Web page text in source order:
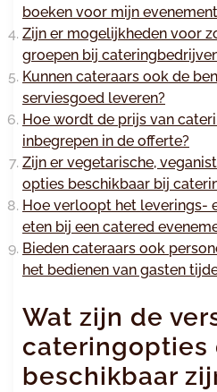
boeken voor mijn
Zijn er mogelijkheden voor
groepen bij
Kunnen cateraars ook de
serviesgoed leveren?
Hoe wordt de prijs van
inbegrepen in de offerte?
Zijn er vegetarische,
opties beschikbaar bij
Hoe verloopt het leverings-
eten bij een catered
Bieden cateraars ook
het bedienen van gasten
Wat zijn de
cateringopties
beschikbaar